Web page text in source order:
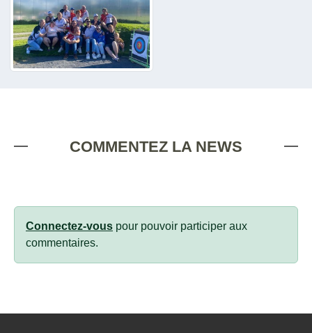
COMMENTEZ LA NEWS
Connectez-vous pour pouvoir participer aux
commentaires.